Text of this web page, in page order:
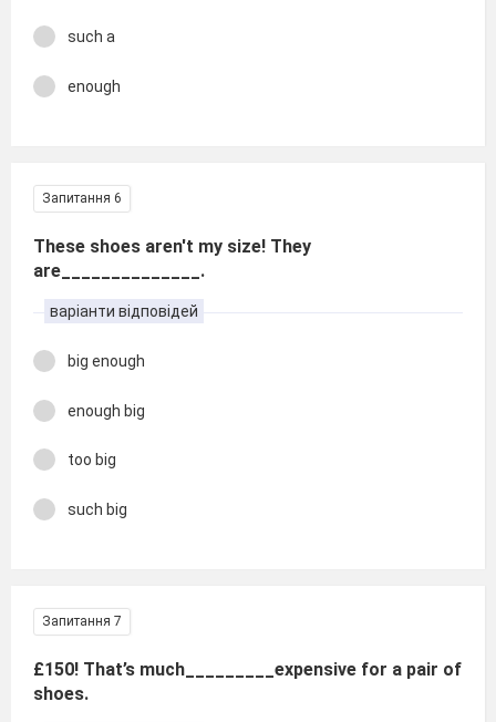
such a
enough
Запитання 6
These shoes aren't my size! They
are______________.
варіанти відповідей
big enough
enough big
too big
such big
Запитання 7
£150! That’s much_________expensive for a pair of
shoes.